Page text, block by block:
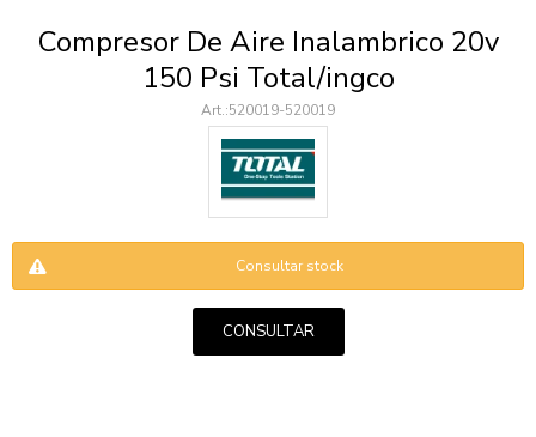
Compresor De Aire Inalambrico 20v
150 Psi Total/ingco
520019-520019
Consultar stock
CONSULTAR
Mensaje